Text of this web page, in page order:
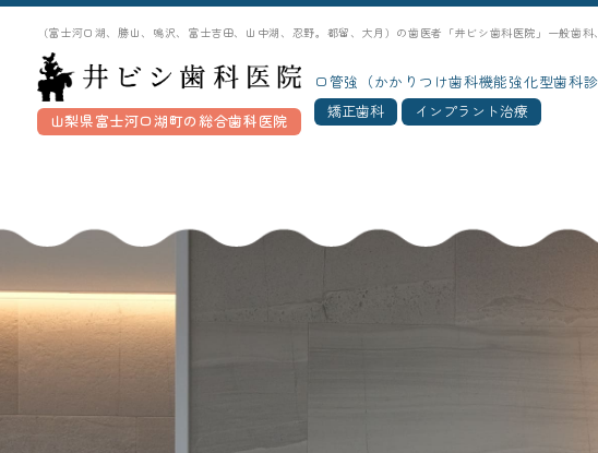
（富士河口湖、勝山、鳴沢、富士吉田、山中湖、忍野。都留、大月）の歯医者「井ビシ歯科医院」一般
山梨県富士河口湖町の総合歯科医院
口管強（かかりつけ歯科機能強化型歯科診
矯正歯科
インプラント治療